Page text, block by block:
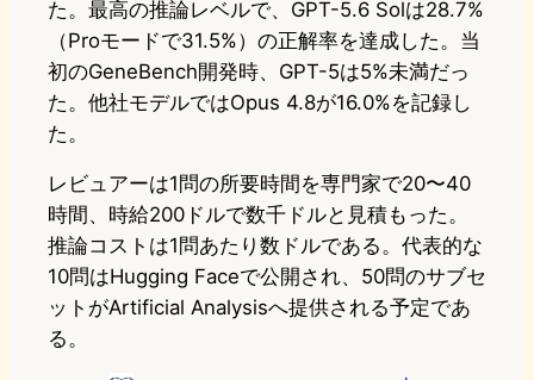
た。最高の推論レベルで、GPT-5.6 Solは28.7%
（Proモードで31.5%）の正解率を達成した。当
初のGeneBench開発時、GPT-5は5%未満だっ
た。他社モデルではOpus 4.8が16.0%を記録し
た。
レビュアーは1問の所要時間を専門家で20〜40
時間、時給200ドルで数千ドルと見積もった。
推論コストは1問あたり数ドルである。代表的な
10問はHugging Faceで公開され、50問のサブセ
ットがArtificial Analysisへ提供される予定であ
る。